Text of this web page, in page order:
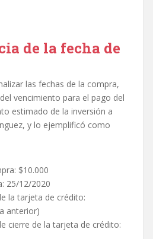
de la fecha de
las fechas de la compra,
vencimiento para el pago del
estimado de la inversión a
y lo ejemplificó como
$10.000
25/12/2020
la tarjeta de crédito:
anterior)
cierre de la tarjeta de crédito: